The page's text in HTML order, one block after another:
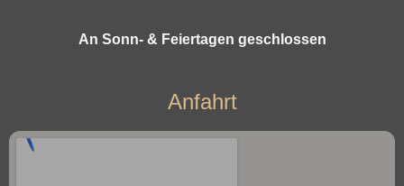
An Sonn- & Feiertagen geschlossen
Anfahrt